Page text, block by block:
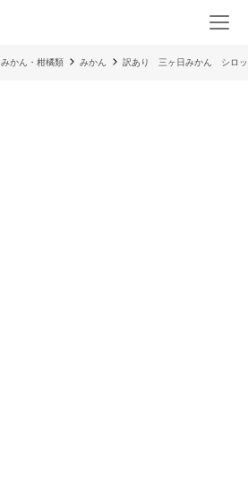
みかん・柑橘類 みかん 訳あり 三ヶ日みかん シロ